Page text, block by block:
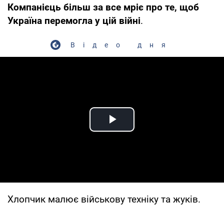
Компанієць більш за все мріє про те, щоб
Україна перемогла у цій війні.
Відео дня
Play Video
Хлопчик малює військову техніку та жуків.